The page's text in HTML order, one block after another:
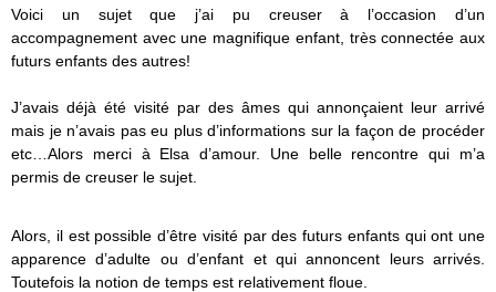
Voici un sujet que j’ai pu creuser à l’occasion d’un
accompagnement avec une magnifique enfant, très connectée aux
futurs enfants des autres!
J’avais déjà été visité par des âmes qui annonçaient leur arrivé
mais je n’avais pas eu plus d’informations sur la façon de procéder
etc…Alors merci à Elsa d’amour. Une belle rencontre qui m’a
permis de creuser le sujet.
Alors, il est possible d’être visité par des futurs enfants qui ont une
apparence d’adulte ou d’enfant et qui annoncent leurs arrivés.
Toutefois la notion de temps est relativement floue.